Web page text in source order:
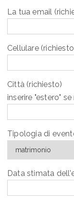
La tua email
Cellulare
Città (richiesto)
inserire "estero"
Tipologia di
Data stimata